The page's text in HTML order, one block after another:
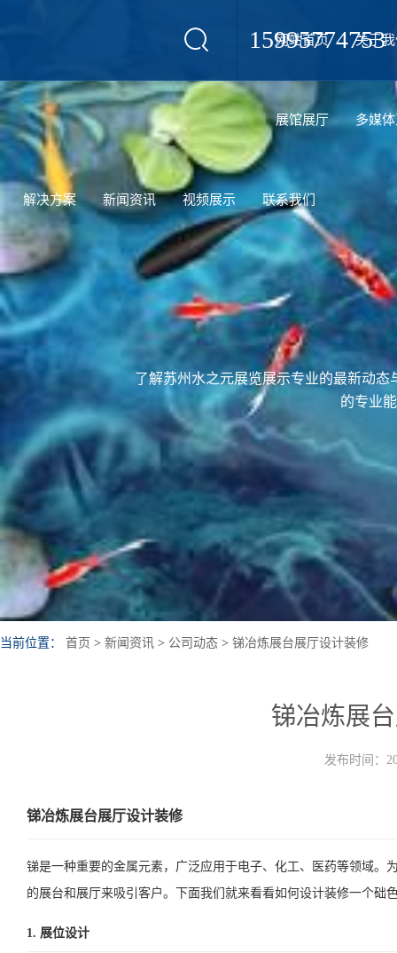
15995774753
网站首页 关于
展馆展厅 多媒
解决方案 新闻资讯 视频展示 联系我们
了解苏州水之元展览展示专业的最新动
的专业
当前位置： 首页 > 新闻资讯 > 公司动态 > 锑冶炼展台展厅设计装修
锑冶炼展
发布时间：
锑冶炼展台展厅设计装修
锑是一种重要的金属元素，广泛应用于电子、化工、医药等领域
的展台和展厅来吸引客户。下面我们就来看看如何设计装修一个础
1. 展位设计